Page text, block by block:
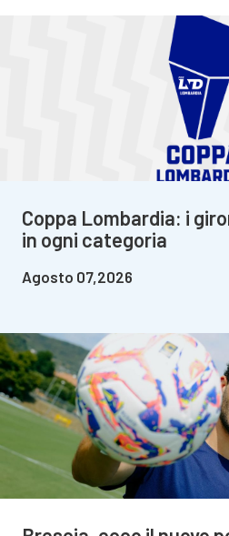
Coppa Lombardia: i
in ogni categoria
Agosto 07,2026